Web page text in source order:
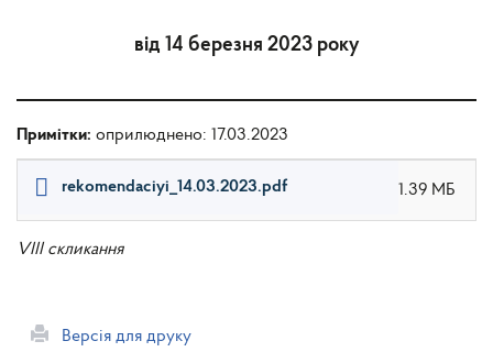
від 14 березня 2023 року
Примітки: оприлюднено: 17.03.2023
rekomendaciyi_14.03.2023.pdf 1.39 МБ
VIII скликання
Версія для друку